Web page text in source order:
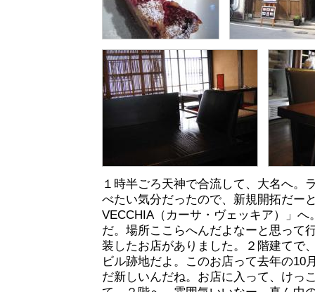
１時半ごろ天神で合流して、大名へ。
べたい気分だったので、新規開拓だー
VECCHIA（カーサ・ヴェッキア）」へ
だ。場所ここらへんだよなーと思って
装したお店がありました。２階建てで
ビル跡地だよ。このお店って去年の10
だ新しいんだね。お店に入って、けっ